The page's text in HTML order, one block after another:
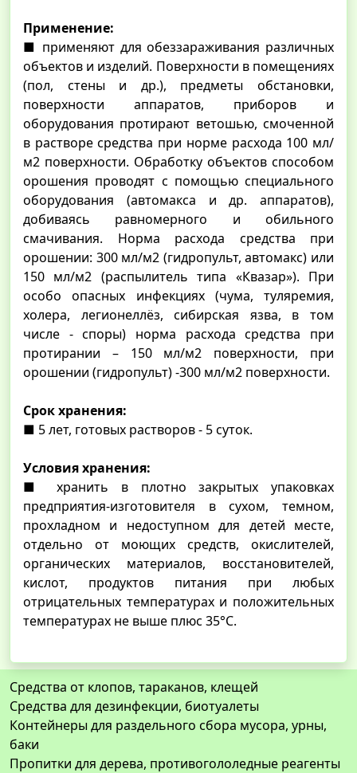
Применение:
■ применяют для обеззараживания различных
объектов и изделий. Поверхности в помещениях
(пол, стены и др.), предметы обстановки,
поверхности аппаратов, приборов и
оборудования протирают ветошью, смоченной
в растворе средства при норме расхода 100 мл/
м2 поверхности. Обработку объектов способом
орошения проводят с помощью специального
оборудования (автомакса и др. аппаратов),
добиваясь равномерного и обильного
смачивания. Норма расхода средства при
орошении: 300 мл/м2 (гидропульт, автомакс) или
150 мл/м2 (распылитель типа «Квазар»). При
особо опасных инфекциях (чума, туляремия,
холера, легионеллёз, сибирская язва, в том
числе - споры) норма расхода средства при
протирании – 150 мл/м2 поверхности, при
орошении (гидропульт) -300 мл/м2 поверхности.
Срок хранения:
■ 5 лет, готовых растворов - 5 суток.
Условия хранения:
■ хранить в плотно закрытых упаковках
предприятия-изготовителя в сухом, темном,
прохладном и недоступном для детей месте,
отдельно от моющих средств, окислителей,
органических материалов, восстановителей,
кислот, продуктов питания при любых
отрицательных температурах и положительных
температурах не выше плюс 35°С.
Средства от клопов, тараканов, клещей
Средства для дезинфекции, биотуалеты
Контейнеры для раздельного сбора мусора, урны,
баки
Пропитки для дерева, противогололедные реагенты